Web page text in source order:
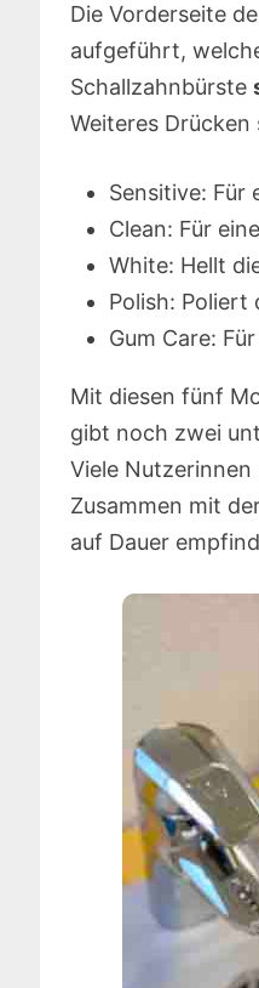
Die Vorderseite
aufgeführt,
Schallzahnbürste
Weiteres
Sensitive: Für
Clean: Für
White: Hellt
Polish: Poliert
Gum Care:
Mit diesen fünf
gibt noch zwei
Viele
Zusammen mit
auf Dauer